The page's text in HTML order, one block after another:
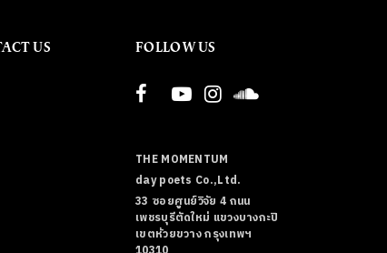
US FOLLOW US
THE MOMENTUM
day poets Co.,Ltd.
33 ซอยศูนย์วิจัย 4 ถนน
เพชรบุรีตัดใหม่ แขวงบางกะปิ
เขตห้วยขวาง กรุงเทพฯ